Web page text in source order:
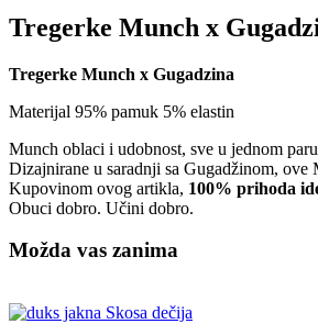
Tregerke Munch x
Tregerke Munch x Gugadzina
Materijal 95% pamuk 5% elastin
Munch oblaci i udobnost, sve u jednom
Dizajnirane u saradnji sa Gugadžinom, ove
Kupovinom ovog artikla, 100% prihoda
Obuci dobro. Učini dobro.
Možda vas zanima